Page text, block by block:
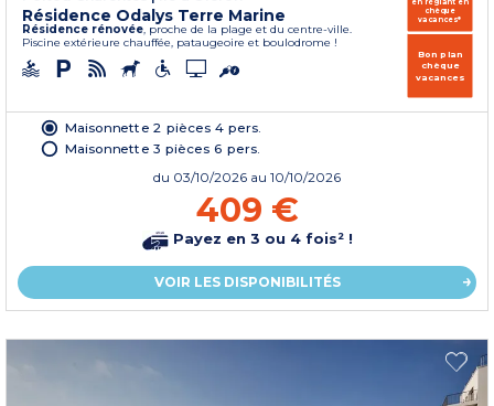
Résidence Odalys Terre Marine
Résidence rénovée , proche de la plage et du centre-ville.
Piscine extérieure chauffée, pataugeoire et boulodrome !
chèque
vacances*
Bon plan
chèque
vacances
Maisonnette 2 pièces 4 pers.
Maisonnette 3 pièces 6 pers.
du 03/10/2026 au 10/10/2026
409 €
Payez en 3 ou 4 fois² !
VOIR LES DISPONIBILITÉS